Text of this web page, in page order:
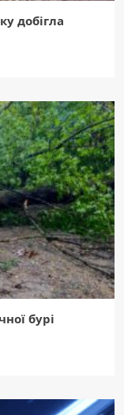
добігла
бурі